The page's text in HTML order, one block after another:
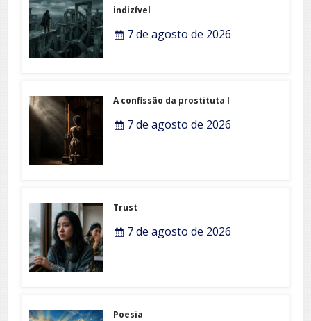
indizível
7 de agosto de 2026
A confissão da prostituta I
7 de agosto de 2026
Trust
7 de agosto de 2026
Poesia